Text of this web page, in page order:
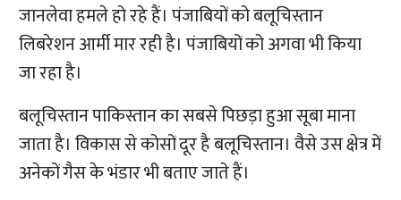
जानलेवा हमले हो रहे हैं। पंजाबियों को बलूचिस्तान
लिबरेशन आर्मी मार रही है। पंजाबियों को अगवा भी किया
जा रहा है।
बलूचिस्तान पाकिस्तान का सबसे पिछड़ा हुआ सूबा माना
जाता है। विकास से कोसों दूर है बलूचिस्तान। वैसे उस क्षेत्र में
अनेकों गैस के भंडार भी बताए जाते हैं।